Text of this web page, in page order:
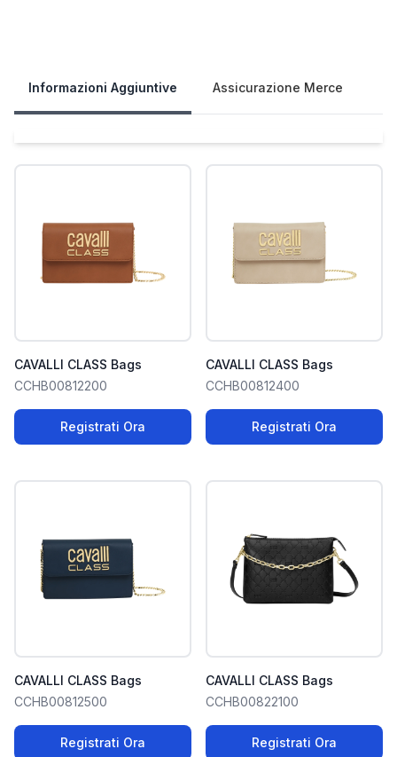
Informazioni Aggiuntive Assicurazione Merce
CAVALLI CLASS Bags
CCHB00812200
Registrati Ora
CAVALLI CLASS Bags
CCHB00812400
Registrati Ora
CAVALLI CLASS Bags
CCHB00812500
Registrati Ora
CAVALLI CLASS Bags
CCHB00822100
Registrati Ora